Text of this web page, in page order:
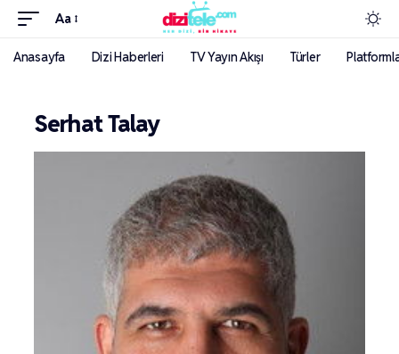
Aa
Anasayfa Dizi Haberleri TV Yayın Akışı Türler
Serhat Talay